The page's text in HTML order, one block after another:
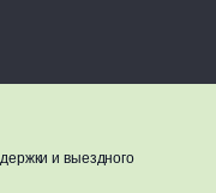
и выездного